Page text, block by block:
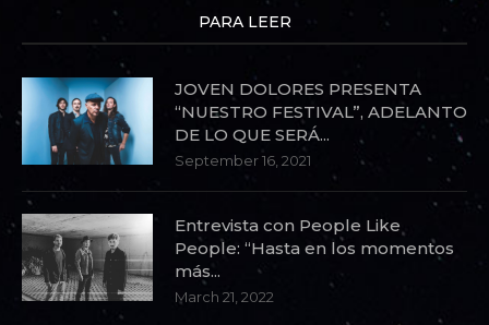
PARA LEER
JOVEN DOLORES PRESENTA
“NUESTRO FESTIVAL”, ADELANTO
DE LO QUE SERÁ...
September 16, 2021
Entrevista con People Like
People: “Hasta en los momentos
más...
March 21, 2022